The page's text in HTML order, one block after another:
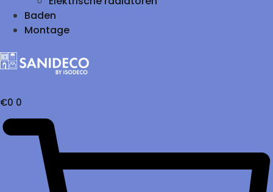
Baden
Montage
€0 0